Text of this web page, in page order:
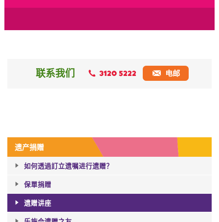
遗产捐赠
如何透過訂立遗嘱进行遗赠？​
保單捐贈
遗赠讲座
联系我们 3120 5222 电邮